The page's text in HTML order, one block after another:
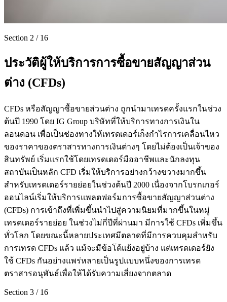
Section 2 / 16
ประวัติผู้ให้บริการการซื้อขายสัญญาส่วน
ต่าง (CFDs)
CFDs หรือสัญญาซื้อขายส่วนต่าง ถูกนำมาเทรดครั้งแรกในช่วง
ต้นปี 1990 โดย IG Group บริษัทที่ให้บริการทางการเงินใน
ลอนดอน เพื่อเป็นช่องทางให้เทรดเดอร์เก็งกำไรการเคลื่อนไหว
ของราคาของตราสารทางการเงินต่างๆ โดยไม่ต้องเป็นเจ้าของ
สินทรัพย์ เริ่มแรกใช้โดยเทรดเดอร์มืออาชีพและนักลงทุน
สถาบันเป็นหลัก CFD เริ่มให้บริการอย่างกว้างขวางมากขึ้น
สำหรับเทรดเดอร์รายย่อยในช่วงต้นปี 2000 เนื่องจากโบรกเกอร์
ออนไลน์เริ่มให้บริการแพลตฟอร์มการซื้อขายสัญญาส่วนต่าง
(CFDs) การเข้าถึงที่เพิ่มขึ้นนำไปสู่ความนิยมที่มากขึ้นในหมู่
เทรดเดอร์รายย่อย ในช่วงไม่กี่ปีที่ผ่านมา มีการใช้ CFDs เพิ่มขึ้น
ทั่วโลก โดยขณะนี้หลายประเทศมีตลาดที่มีการควบคุมสำหรับ
การเทรด CFDs แล้ว แม้จะมีข้อโต้แย้งอยู่บ้าง แต่เทรดเดอร์ยัง
ใช้ CFDs กันอย่างแพร่หลายเป็นรูปแบบหนึ่งของการเทรด
ตราสารอนุพันธ์เพื่อให้ได้รับความเสี่ยงจากตลาด
Section 3 / 16